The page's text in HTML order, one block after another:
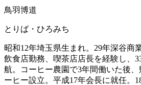
鳥羽博道
とりば・ひろみち
昭和12年埼玉県生まれ。29年深谷商
飲食店勤務、喫茶店店長を経験し、
航。コーヒー農園で3年間働いた後、
ーヒー設立。平成17年会長に就任。